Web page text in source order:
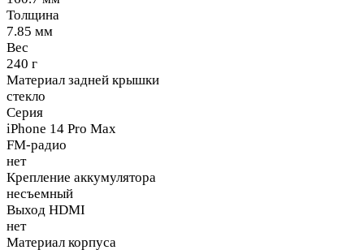
Толщина
7.85 мм
Вес
240 г
Материал задней крышки
стекло
Серия
iPhone 14 Pro Max
FM-радио
нет
Крепление аккумулятора
несъемный
Выход HDMI
нет
Материал корпуса